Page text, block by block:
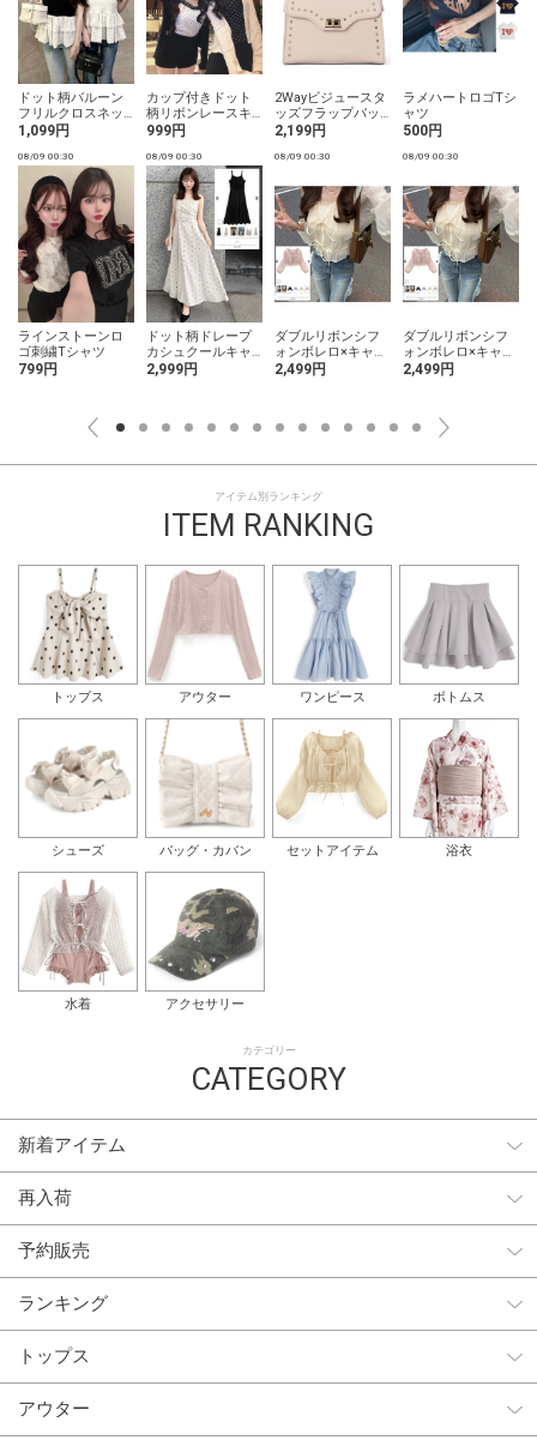
ドット柄バルーン
フリルクロスネッ
クトップス
1,099円
カップ付きドット
柄リボンレースキ
ャミソール
999円
2Wayビジュースタ
ッズフラップバッ
グ
2,199円
ラメハートロゴTシ
ャツ
500円
08/09 00:30
ラインストーンロ
ゴ刺繍Tシャツ
799円
08/09 00:30
ドット柄ドレープ
カシュクールキャ
ミソールワンピー
2,999円
08/09 00:30
ダブルリボンシフ
ォンボレロ×キャミ
ソールアンサンブ
2,499円
08/09 00:30
ダブルリボンシフ
ォンボレロ×キャミ
ソールアンサンブ
2,499円
アイテム別ランキング
ITEM RANKING
トップス アウター ワンピース ボトムス
シューズ バッグ・カバン セットアイテム 浴衣
水着 アクセサリー
カテゴリー
CATEGORY
新着アイテム
再入荷
予約販売
ランキング
トップス
アウター